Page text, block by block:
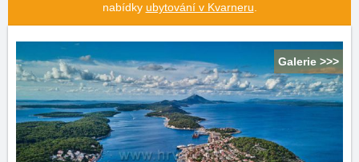
nabídky ubytování v Kvarneru
Galerie >>>